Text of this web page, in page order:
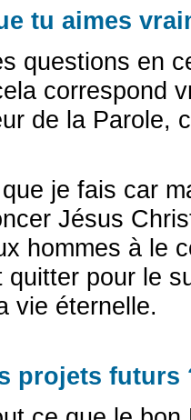
tu aimes
questions en
correspond
de la Parole,
je fais car
Jésus
hommes à le
quitter pour le
vie éternelle.
projets futurs